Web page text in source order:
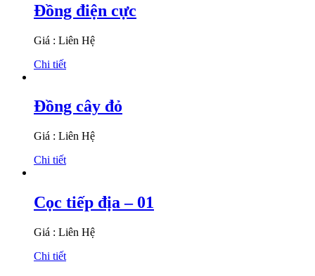
Đồng điện cực
Giá : Liên Hệ
Chi tiết
Đồng cây đỏ
Giá : Liên Hệ
Chi tiết
Cọc tiếp địa – 01
Giá : Liên Hệ
Chi tiết